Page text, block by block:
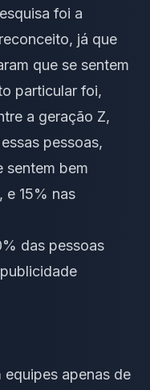
foi a
já que
que se sentem
particular foi,
a geração Z,
pessoas,
sentem bem
e 15% nas
das pessoas
apenas de